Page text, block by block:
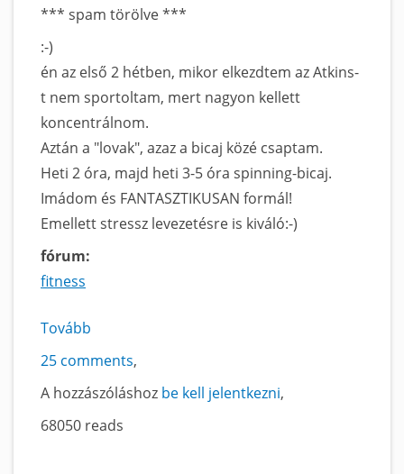
*** spam törölve ***
:-)
én az első 2 hétben, mikor elkezdtem az Atkins-
t nem sportoltam, mert nagyon kellett
koncentrálnom.
Aztán a "lovak", azaz a bicaj közé csaptam.
Heti 2 óra, majd heti 3-5 óra spinning-bicaj.
Imádom és FANTASZTIKUSAN formál!
Emellett stressz levezetésre is kiváló:-)
fórum:
fitness
Tovább
Spinning
tartalomra
25 comments
A hozzászóláshoz be kell jelentkezni
68050 reads